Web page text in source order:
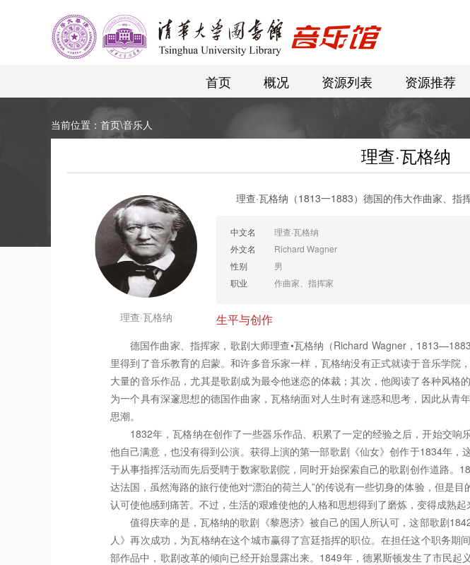
首页 概况 资源列表 资源推荐
当前位置： 首页\音乐人
理查·瓦格纳
理查·瓦格纳
理查·瓦格纳（1813一1883）德国的伟大作曲家、指
中文名 理查·瓦格纳
外文名
Richard Wagner
性别
男
职业
作曲家、指挥家
生平与创作
德国作曲家、指挥家，歌剧大师理查•瓦格纳（Richard Wagner，
里得到了音乐教育的启蒙。和许多音乐家一样，瓦格纳没有正式就读于音乐学院
大量的音乐作品，尤其是歌剧成为最令他迷恋的体裁；其次，他阅读了各种风
为一个具有深邃思想的德国作曲家，瓦格纳面对人生时有迷惑和思考，因此从青
思潮。
1832年，瓦格纳在创作了一些器乐作品、积累了一定的经验之后，开始交
他自己满意，也没有得到公演。获得上演的第一部歌剧《仙女》创作于1834年
于从事指挥活动而先后受聘于数家歌剧院，同时开始探索自己的歌剧创作道路。
达法国，虽然海路的旅行使他对“漂泊的荷兰人”的传说有一些切身的体验，但是
认可使他感到痛苦。不过，生活的艰难使他的人格和思想得到了磨炼，变得成熟起
值得庆幸的是，瓦格纳的歌剧《黎恩济》被自己的国人所认可，这部歌剧
人》再次成功，为瓦格纳在这个城市赢得了宫廷指挥的职位。在担任这个职务
部作品中，歌剧改革的倾向已经开始显露出来。1849年，德累斯顿发生了市民